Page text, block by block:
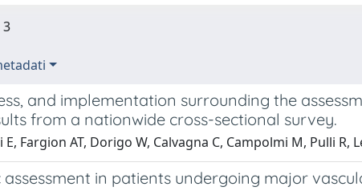
and implementation surrounding the
from a nationwide cross-sectional survey.
Fargion AT, Dorigo W, Calvagna C, Campolmi M, Pulli R,
in patients undergoing major